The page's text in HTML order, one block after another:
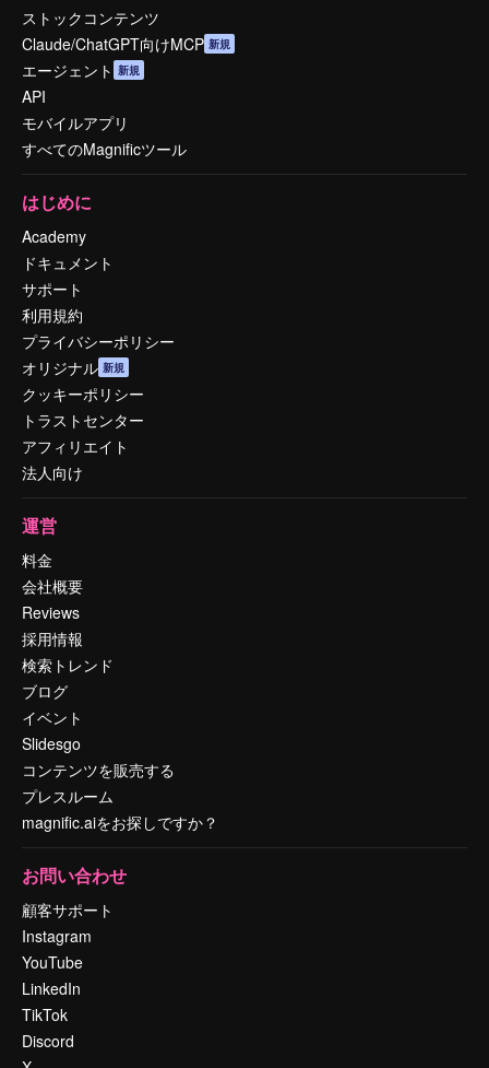
ストックコンテンツ
Claude/ChatGPT向けMCP 新規
エージェント 新規
API
モバイルアプリ
すべてのMagnificツール
はじめに
Academy
ドキュメント
サポート
利用規約
プライバシーポリシー
オリジナル 新規
クッキーポリシー
トラストセンター
アフィリエイト
法人向け
運営
料金
会社概要
Reviews
採用情報
検索トレンド
ブログ
イベント
Slidesgo
コンテンツを販売する
プレスルーム
magnific.aiをお探しですか？
お問い合わせ
顧客サポート
Instagram
YouTube
LinkedIn
TikTok
Discord